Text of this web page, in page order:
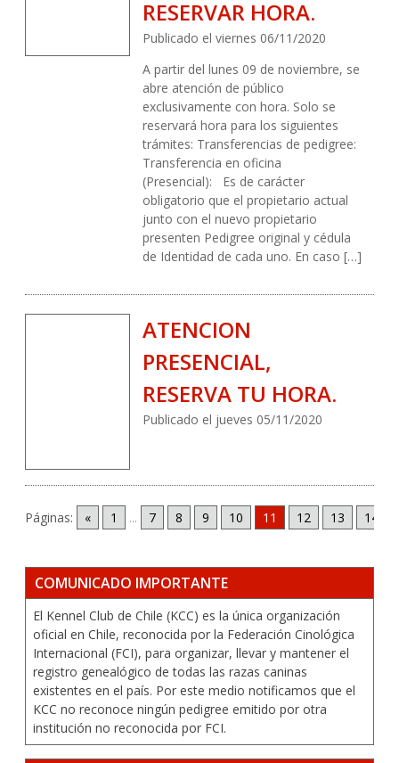
RESERVAR HORA.
Publicado el viernes 06/11/2020
A partir del lunes 09 de noviembre, se
abre atención de público
exclusivamente con hora. Solo se
reservará hora para los siguientes
trámites: Transferencias de pedigree:
Transferencia en oficina
(Presencial): Es de carácter
obligatorio que el propietario actual
junto con el nuevo propietario
presenten Pedigree original y cédula
de Identidad de cada uno. En caso […]
ATENCION
PRESENCIAL,
RESERVA TU HORA.
Publicado el jueves 05/11/2020
Páginas: « 1 ... 7 8 9 10 11 12 13 14
COMUNICADO IMPORTANTE
El Kennel Club de Chile (KCC) es la única organización
oficial en Chile, reconocida por la Federación Cinológica
Internacional (FCI), para organizar, llevar y mantener el
registro genealógico de todas las razas caninas
existentes en el país. Por este medio notificamos que el
KCC no reconoce ningún pedigree emitido por otra
institución no reconocida por FCI.